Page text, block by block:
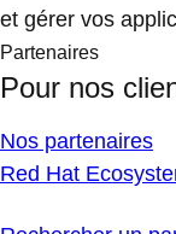
et gérer vos
Partenaires
Pour nos
Nos partenaires
Red Hat